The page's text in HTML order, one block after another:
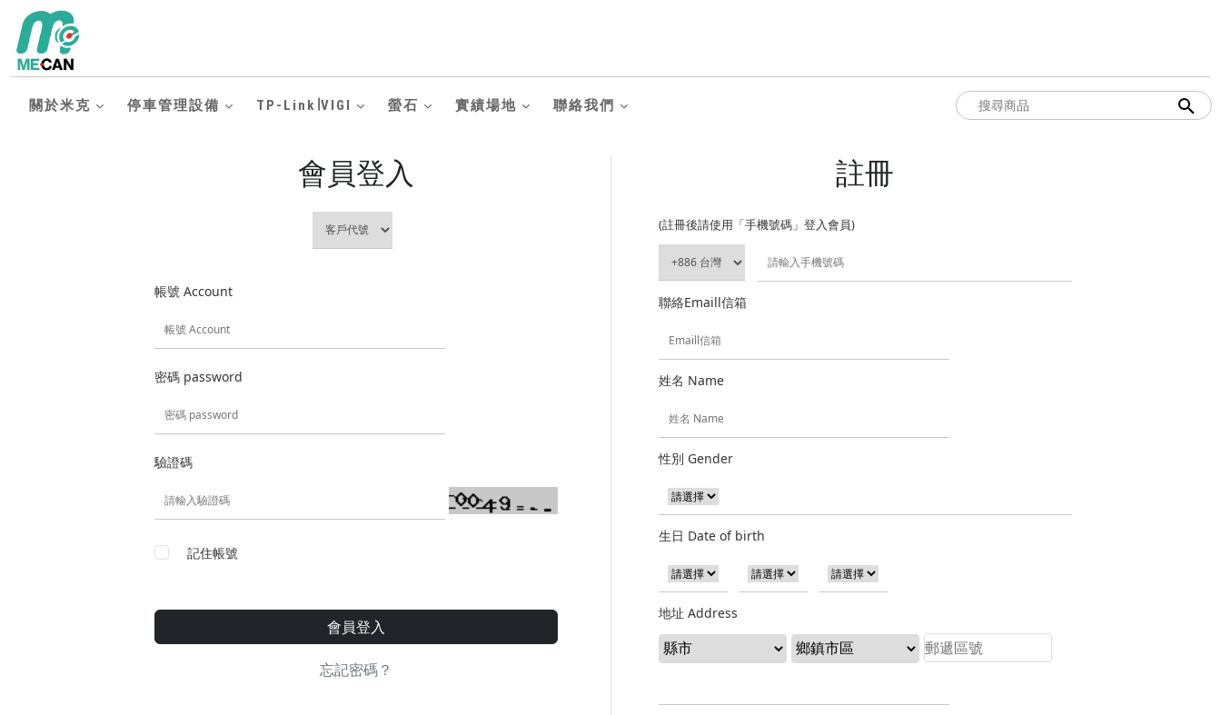
關於米克 停車管理設備 TP-Link∣VIGI 螢石 實績場地 聯絡我們
會員登入
帳號 Account
密碼 password
驗證碼
記住帳號
會員登入
忘記密碼？
註冊
(註冊後請使用「手機號碼」登入會員)
聯絡Emaill信箱
姓名 Name
性別 Gender
生日 Date of birth
地址 Address